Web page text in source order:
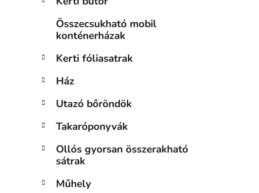
Összecsukható mobil
konténerházak
Kerti fóliasatrak
Ház
Utazó bőröndök
Takaróponyvák
Ollós gyorsan összerakható
sátrak
Műhely